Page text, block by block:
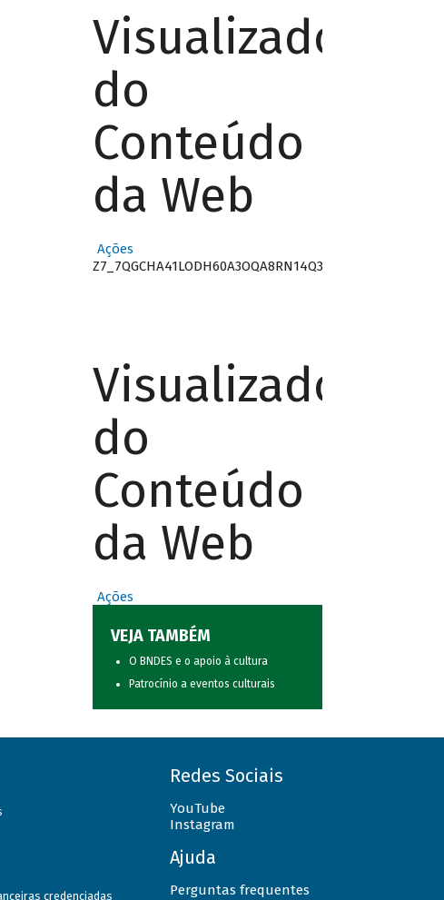
Visualizador
do
Conteúdo
da Web
Ações
Z7_7QGCHA41LODH60A3OQA8RN14Q3
Visualizador
do
Conteúdo
da Web
Ações
VEJA TAMBÉM
O BNDES e o apoio à cultura
Patrocínio a eventos culturais
credenciadas
Redes Sociais
YouTube
Instagram
Ajuda
Perguntas frequentes